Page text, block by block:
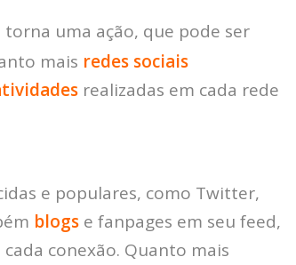
uma ação, que pode ser
mais redes sociais
realizadas em cada rede
e populares, como Twitter,
blogs e fanpages em seu feed,
conexão. Quanto mais